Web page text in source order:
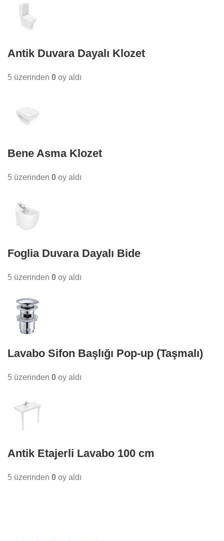
Antik Duvara Dayalı Klozet
5 üzerinden 0 oy aldı
Bene Asma Klozet
5 üzerinden 0 oy aldı
Foglia Duvara Dayalı Bide
5 üzerinden 0 oy aldı
Lavabo Sifon Başlığı Pop-up (Taşmalı)
5 üzerinden 0 oy aldı
Antik Etajerli Lavabo 100 cm
5 üzerinden 0 oy aldı